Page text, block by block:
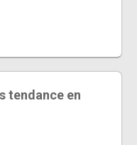
tendance en